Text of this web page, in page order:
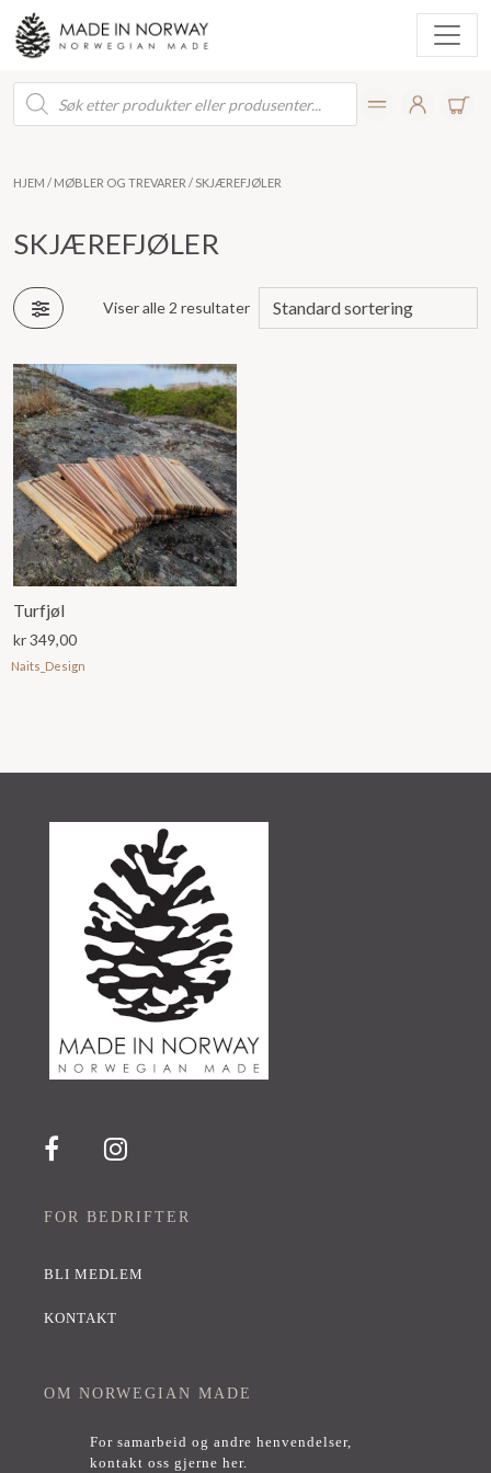
Products
search
HJEM / MØBLER OG TREVARER / SKJÆREFJØLER
SKJÆREFJØLER
Viser alle 2 resultater
Turfjøl
kr349,00
Naits_Design
FOR BEDRIFTER
BLI MEDLEM
KONTAKT
OM NORWEGIAN MADE
For samarbeid og andre henvendelser,
kontakt oss gjerne her.